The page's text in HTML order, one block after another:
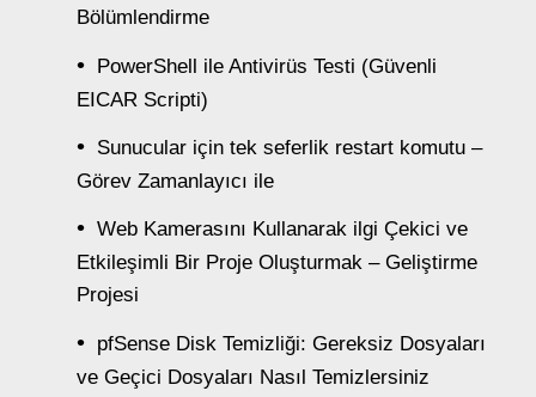
Bölümlendirme
PowerShell ile Antivirüs Testi (Güvenli
EICAR Scripti)
Sunucular için tek seferlik restart komutu –
Görev Zamanlayıcı ile
Web Kamerasını Kullanarak ilgi Çekici ve
Etkileşimli Bir Proje Oluşturmak – Geliştirme
Projesi
pfSense Disk Temizliği: Gereksiz Dosyaları
ve Geçici Dosyaları Nasıl Temizlersiniz